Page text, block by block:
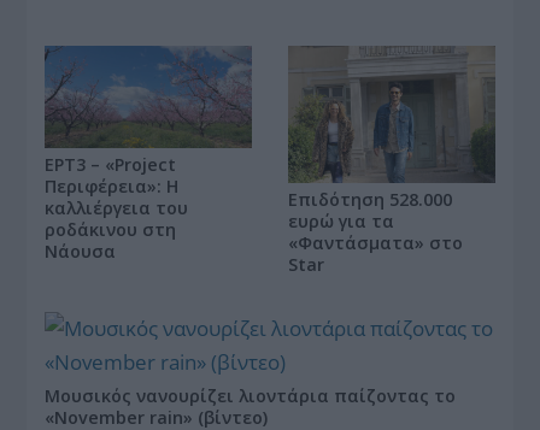
ΕΡΤ3 – «Project
Περιφέρεια»: Η
καλλιέργεια του
ροδάκινου στη
Νάουσα
Επιδότηση 528.000
ευρώ για τα
«Φαντάσματα» στο
Star
Μουσικός νανουρίζει λιοντάρια παίζοντας το
«November rain» (βίντεο)